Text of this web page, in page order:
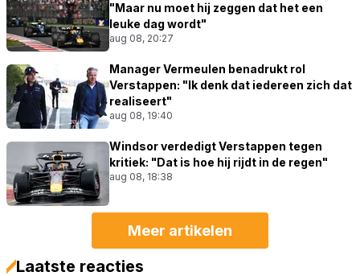
"Maar nu moet hij zeggen dat het een
leuke dag wordt"
aug 08, 20:27
Manager Vermeulen benadrukt rol
Verstappen: "Ik denk dat iedereen zich dat
realiseert"
aug 08, 19:40
Windsor verdedigt Verstappen tegen
kritiek: "Dat is hoe hij rijdt in de regen"
aug 08, 18:38
Meer artikelen
Laatste reacties